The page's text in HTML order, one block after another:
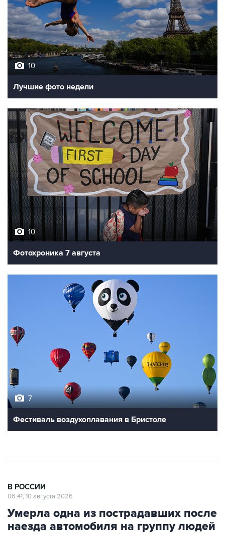
10
Лучшие фото недели
10
Фотохроника 7 августа
Фестиваль воздухоплавания в Бристоле
Умерла одна из пострадавших после
наезда автомобиля на группу людей
в Омске